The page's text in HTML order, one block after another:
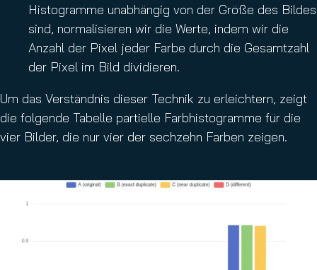
Histogramme unabhängig von der Größe des Bildes
sind, normalisieren wir die Werte, indem wir die
Anzahl der Pixel jeder Farbe durch die Gesamtzahl
der Pixel im Bild dividieren.
Um das Verständnis dieser Technik zu erleichtern, zeigt
die folgende Tabelle partielle Farbhistogramme für die
vier Bilder, die nur vier der sechzehn Farben zeigen.